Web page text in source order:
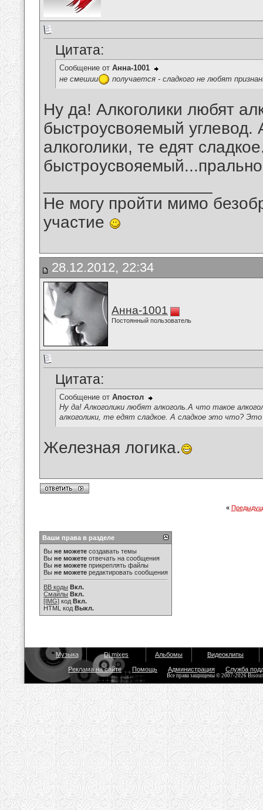
Цитата:
Сообщение от Анна-1001
не смешии
получается - сладкого не любят
Ну да! Алкоголики любят
быстроусвояемый углевод.
алкоголики, те едят
Не могу пройти мимо
участие
28.12.2012, 22:34
Анна-1001
Постоянный пользователь
Цитата:
Сообщение от Апостол
Ну да! Алкоголики любят алкоголь.А что такое
алкоголики, те едят сладкое. А сладкое это что?
Железная логика.
«
Ваши права в разделе
Вы не можете создавать темы
Вы не можете отвечать на сообщения
Вы не можете прикреплять файлы
Вы не можете редактировать сообщения
BB коды Вкл.
Смайлы Вкл.
[IMG] код Вкл.
HTML код Выкл.
Музыка Dj mixes Альбомы Видеоклипы
Реклама на сайте Помощь Администрация Служба
Все права защищены © 2007-2026